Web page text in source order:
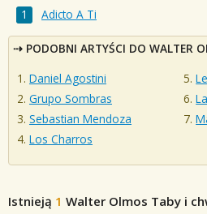
Adicto A Ti
PODOBNI ARTYŚCI DO WALTER
Daniel Agostini
Grupo Sombras
Sebastian Mendoza
Los Charros
Istnieją 1 Walter Olmos Taby i